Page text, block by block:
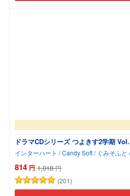
ドラマCDシリーズ つよきす2学期
814 円 1,018 円
(201)